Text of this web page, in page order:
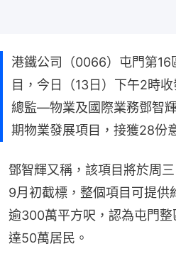
港鐵公司（0066）屯門第16
目，今日（13日）下午2時
總監—物業及國際業務鄧智
期物業發展項目，接獲28份
鄧智輝又稱，該項目將於周
9月初截標，整個項目可提
逾300萬平方呎，認為屯門
達50萬居民。